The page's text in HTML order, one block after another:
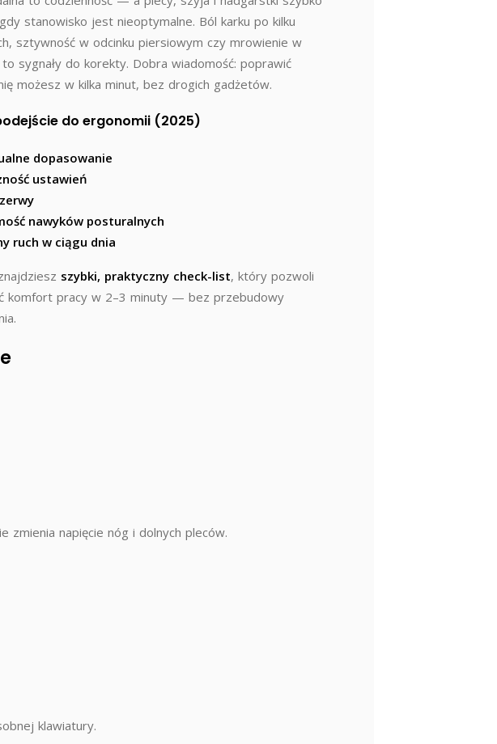
stanowisko jest nieoptymalne. Ból karku po kilku
sztywność w odcinku piersiowym czy mrowienie w
to sygnały do korekty. Dobra wiadomość: poprawić
możesz w kilka minut, bez drogich gadżetów.
do ergonomii (2025)
dopasowanie
ustawień
nawyków posturalnych
ruch w ciągu dnia
szybki, praktyczny check-list, który pozwoli
komfort pracy w 2–3 minuty — bez przebudowy
zmienia napięcie nóg i dolnych pleców.
klawiatury.